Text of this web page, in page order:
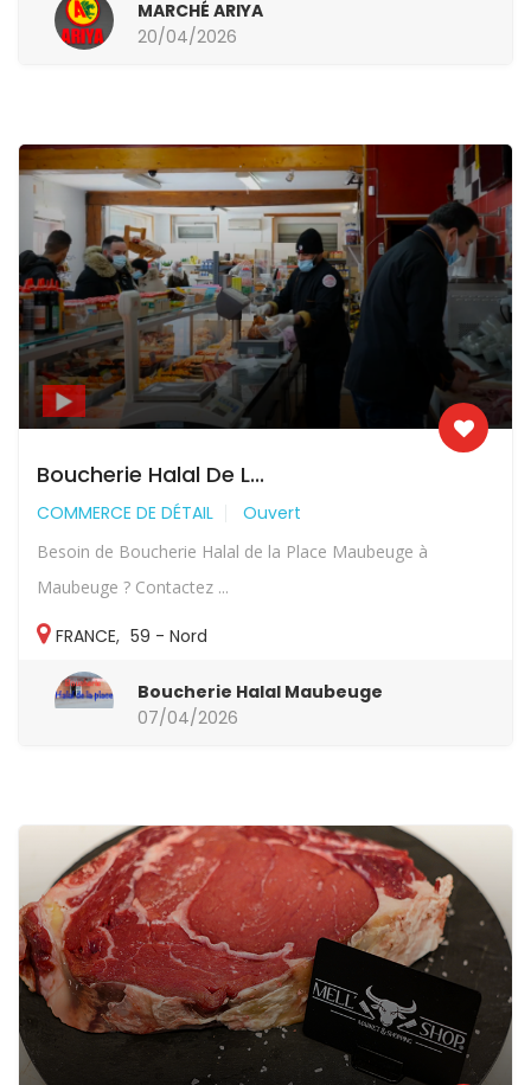
MARCHÉ ARIYA
20/04/2026
Boucherie Halal De L...
COMMERCE DE DÉTAIL Ouvert
Besoin de Boucherie Halal de la Place Maubeuge à
Maubeuge ? Contactez ...
FRANCE, 59 - Nord
Boucherie Halal Maubeuge
07/04/2026